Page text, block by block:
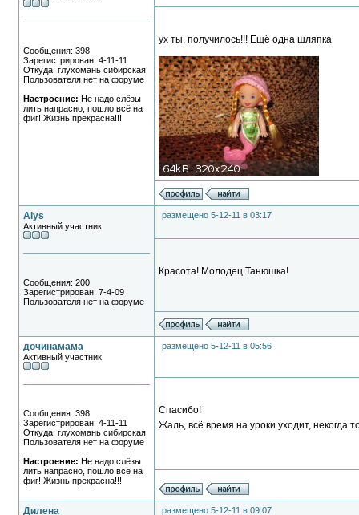
Сообщения: 398
Зарегистрирован: 4-11-11
Откуда: глухомань сибирская
Пользователя нет на форуме
Настроение: Не надо слёзы
лить напрасно, пошло всё на
фиг! Жизнь прекрасна!!!
ух ты, получилось!!! Ещё одна шляпка
Alys
Активный участник
Сообщения: 200
Зарегистрирован: 7-4-09
Пользователя нет на форуме
размещено 5-12-11 в 03:17
Красота! Молодец Танюшка!
дочинамама
Активный участник
Сообщения: 398
Зарегистрирован: 4-11-11
Откуда: глухомань сибирская
Пользователя нет на форуме
Настроение: Не надо слёзы
лить напрасно, пошло всё на
фиг! Жизнь прекрасна!!!
размещено 5-12-11 в 05:56
Спасибо!
Жаль, всё время на уроки уходит,
Дилена размещено 5-12-11 в 09:07